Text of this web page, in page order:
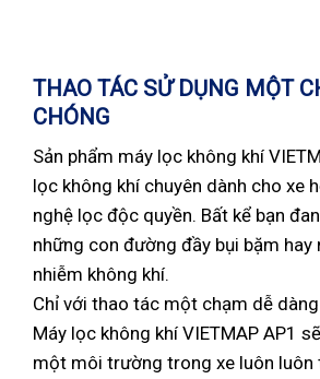
THAO TÁC SỬ DỤNG MỘT
CHÓNG
Sản phẩm máy lọc không khí
lọc không khí chuyên dành cho xe
nghệ lọc độc quyền. Bất kể bạn
những con đường đầy bụi bặm hay
nhiễm không khí.
Chỉ với thao tác một chạm dễ
Máy lọc không khí VIETMAP AP1
một môi trường trong xe luôn luôn